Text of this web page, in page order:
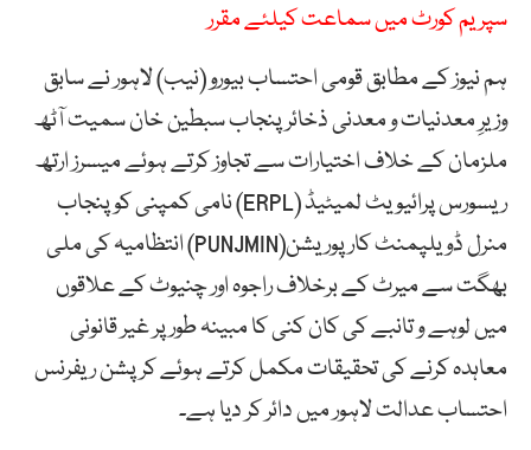
سپریم کورٹ میں سماعت کیلئے مقرر
ہم نیوز کے مطابق قومی احتساب بیورو (نیب) لاہور نے سابق
وزیرِ معدنیات و معدنی ذخائرپنجاب سبطین خان سمیت آٹھ
ملزمان کے خلاف اختیارات سے تجاوز کرتے ہوئے میسرز ارتھ
ریسورس پرائیویٹ لمیٹیڈ (ERPL) نامی کمپنی کو پنجاب
منرل ڈویلپمنٹ کارپوریشن(PUNJMIN) انتظامیہ کی ملی
بھگت سے میرٹ کے برخلاف راجوہ اور چنیوٹ کے علاقوں
میں لوہے و تانبے کی کان کنی کا مبینہ طور پر غیر قانونی
معاہدہ کرنے کی تحقیقات مکمل کرتے ہوئے کرپشن ریفرنس
احتساب عدالت لاہور میں دائر کر دیا ہے۔